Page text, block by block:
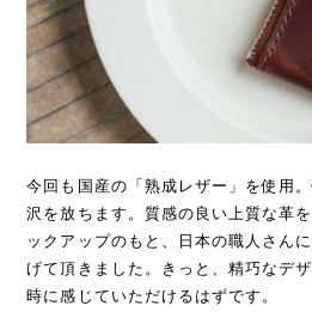
今回も国産の「熟成レザー」を使用
沢を放ちます。質感の良い上質な革
ックアップのもと、日本の職人さん
げて頂きました。きっと、精巧なデ
時に感じていただけるはずです。